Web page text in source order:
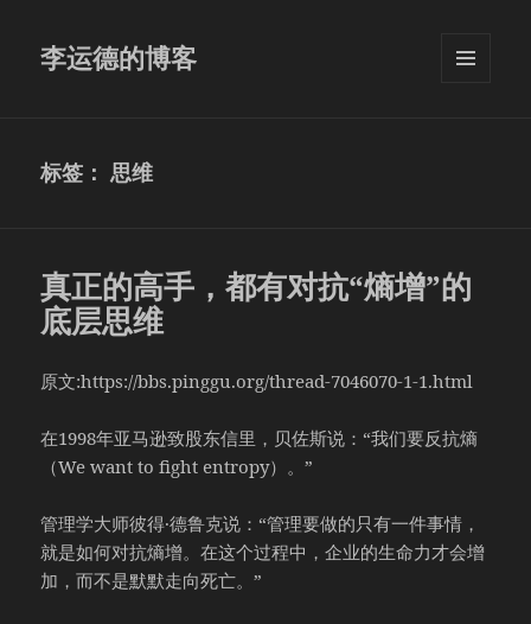
李运德的博客
标签：思维
真正的高手，都有对抗“熵增”的
底层思维
原文:https://bbs.pinggu.org/thread-7046070-1-1.html
在1998年亚马逊致股东信里，贝佐斯说：“我们要反抗熵
（We want to fight entropy）。”
管理学大师彼得·德鲁克说：“管理要做的只有一件事情，
就是如何对抗熵增。在这个过程中，企业的生命力才会增
加，而不是默默走向死亡。”